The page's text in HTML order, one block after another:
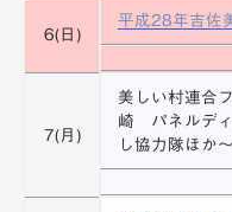
6(日)
平成28年吉佐
7(月)
美しい村連
崎 パネルディ
し協力隊ほか～